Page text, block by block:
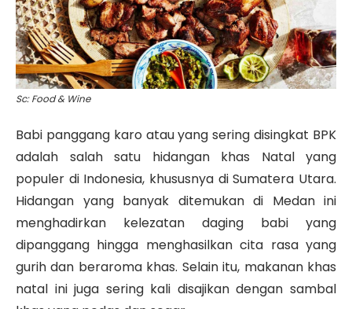
Sc: Food & Wine
Babi panggang karo atau yang sering disingkat BPK
adalah salah satu hidangan khas Natal yang
populer di Indonesia, khususnya di Sumatera Utara.
Hidangan yang banyak ditemukan di Medan ini
menghadirkan kelezatan daging babi yang
dipanggang hingga menghasilkan cita rasa yang
gurih dan beraroma khas. Selain itu, makanan khas
natal ini juga sering kali disajikan dengan sambal